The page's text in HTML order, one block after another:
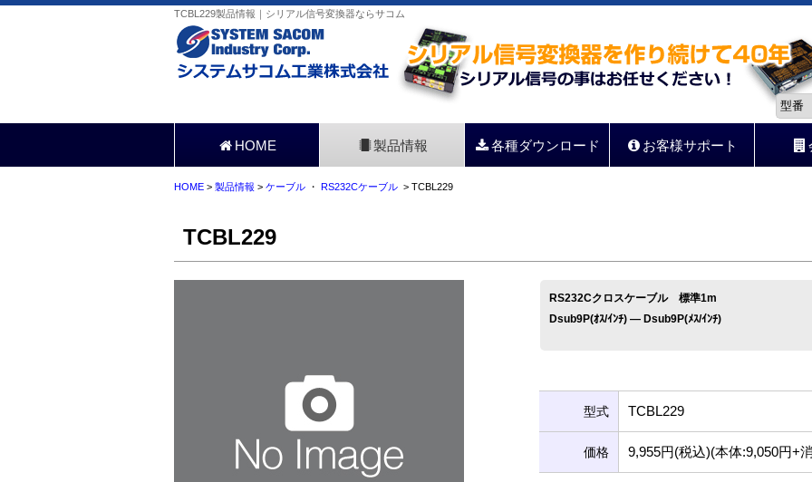
TCBL229製品情報｜シリアル信号変換器ならサコム
HOME 製品情報 各種ダウンロード お客様サポート
HOME > 製品情報 > ケーブル ・ RS232Cケーブル > TCBL229
TCBL229
RS232Cクロスケーブル 標準1m
Dsub9P(ｵｽ/ｲﾝﾁ) ― Dsub9P(ﾒｽ/ｲﾝﾁ)
型式 TCBL229
価格 9,955円(税込)(本体:9,050円+